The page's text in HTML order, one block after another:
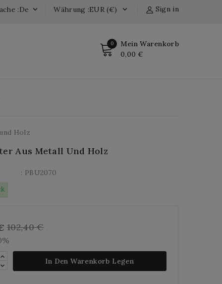
Sign in
Währung :EUR (€) 
:de 
0 Mein Warenkorb
0,00 €
Holz
Aus Metall Und Holz
: PBU2070
102,40 €
In Den Warenkorb Legen